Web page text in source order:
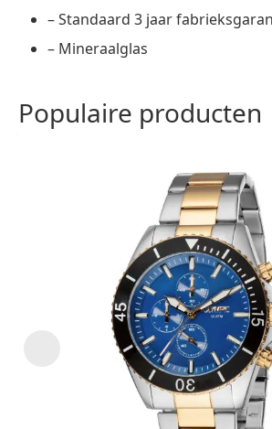
– Standaard 3 jaar
– Mineraalglas
Populaire producten